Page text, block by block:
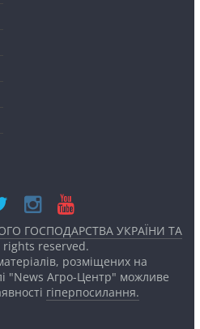
ГОСПОДАРСТВА УКРАЇНИ ТА
rights reserved.
розміщених на
"News Агро-Центр" можливе
гіперпосилання.